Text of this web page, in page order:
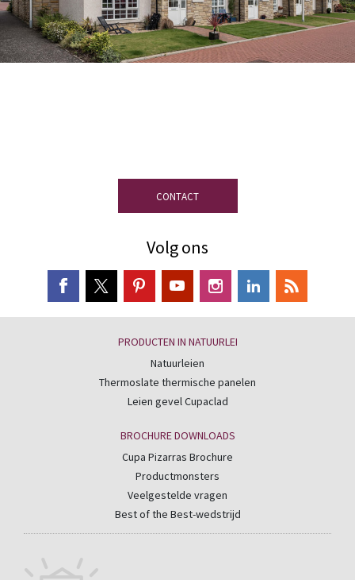
CONTACT
Volg ons
PRODUCTEN IN NATUURLEI
Natuurleien
Thermoslate thermische panelen
Leien gevel Cupaclad
BROCHURE DOWNLOADS
Cupa Pizarras Brochure
Productmonsters
Veelgestelde vragen
Best of the Best-wedstrijd